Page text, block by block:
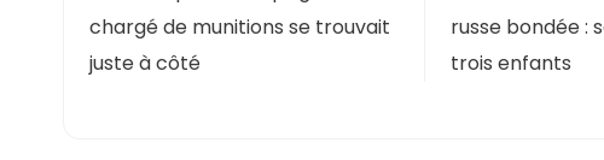
chargé de munitions se trouvait
juste à côté
russe bondée :
trois enfants